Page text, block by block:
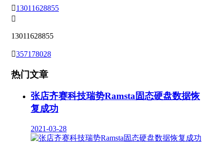
13011628855

13011628855
357178028
热门文章
张店齐赛科技瑞势Ramsta固态硬盘数据恢
复成功
2021-03-28